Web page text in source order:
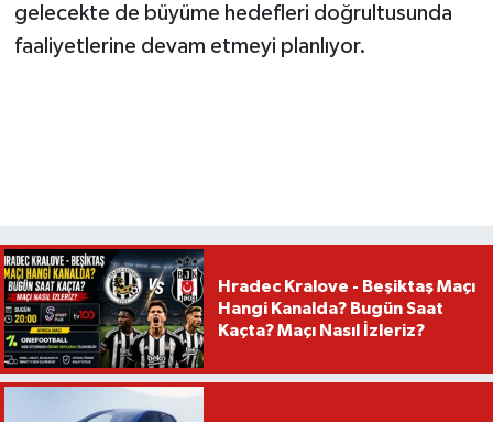
gelecekte de büyüme hedefleri doğrultusunda
faaliyetlerine devam etmeyi planlıyor.
Hradec Kralove - Beşiktaş Maçı
Hangi Kanalda? Bugün Saat
Kaçta? Maçı Nasıl İzleriz?